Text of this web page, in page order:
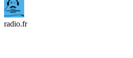
radio.fr